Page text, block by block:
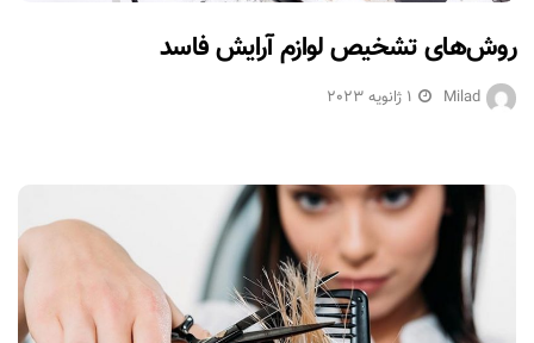
روش‌های تشخیص لوازم آرایش فاسد
Milad 1 ژانویه 2023